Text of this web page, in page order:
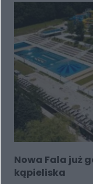
Nowa Fala już
kąpieliska